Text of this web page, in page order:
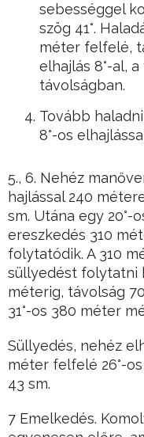
sebességgel
szög 41°.
méter felfelé,
elhajlás 8°-al,
távolságban.
Tovább
8°-os
5., 6. Nehéz
hajlással 240
sm. Utána egy 20°-
ereszkedés 310
folytatódik. A 310
süllyedést folytatni
méterig, távolság
31°-os 380 méter
Süllyedés, nehéz
méter felfelé 26°-
43 sm.
7 Emelkedés.